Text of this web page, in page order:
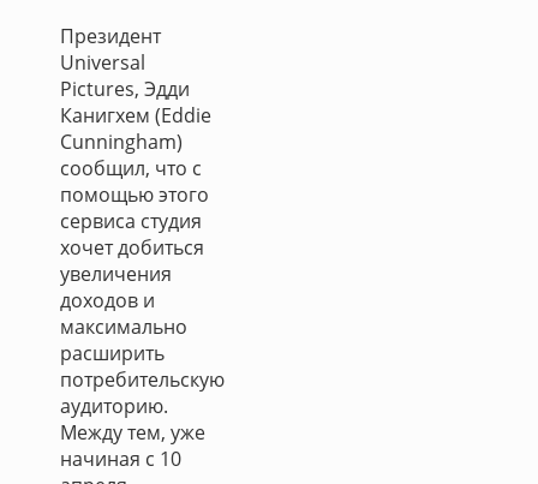
Президент
Universal
Pictures, Эдди
Канигхем (Eddie
Cunningham)
сообщил, что с
помощью этого
сервиса студия
хочет добиться
увеличения
доходов и
максимально
расширить
потребительскую
аудиторию.
Между тем, уже
начиная с 10